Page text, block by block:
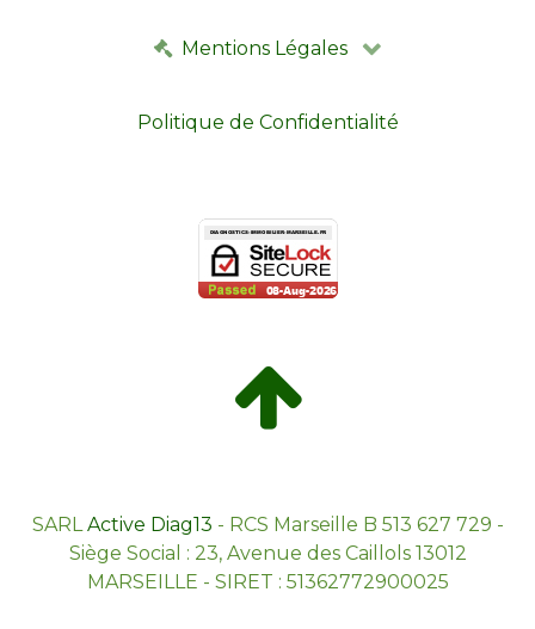
Mentions Légales
Politique de Confidentialité
SARLActive Diag13 - RCS Marseille B 513 627 729 -
Siège Social : 23, Avenue des Caillols 13012
MARSEILLE - SIRET : 51362772900025